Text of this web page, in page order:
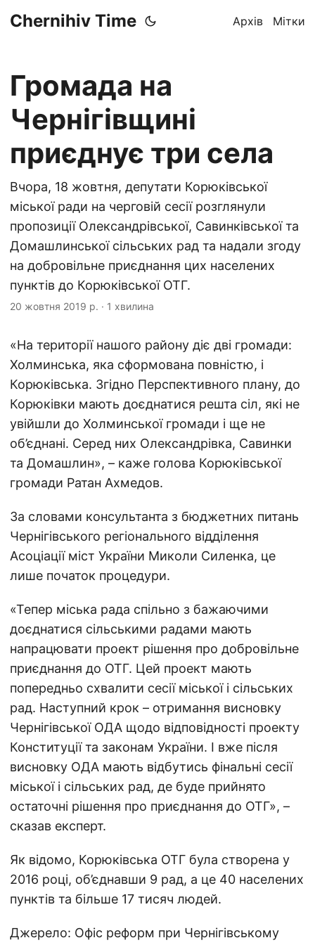
Chernihiv Time Архів Мітки
Громада на
Чернігівщині
приєднує три села
Вчора, 18 жовтня, депутати Корюківської
міської ради на черговій сесії розглянули
пропозиції Олександрівської, Савинківської та
Домашлинської сільських рад та надали згоду
на добровільне приєднання цих населених
пунктів до Корюківської ОТГ.
20 жовтня 2019 р. · 1 хвилина
«На території нашого району діє дві громади:
Холминська, яка сформована повністю, і
Корюківська. Згідно Перспективного плану, до
Корюківки мають доєднатися решта сіл, які не
увійшли до Холминської громади і ще не
об’єднані. Серед них Олександрівка, Савинки
та Домашлин», – каже голова Корюківської
громади Ратан Ахмедов.
За словами консультанта з бюджетних питань
Чернігівського регіонального відділення
Асоціації міст України Миколи Силенка, це
лише початок процедури.
«Тепер міська рада спільно з бажаючими
доєднатися сільськими радами мають
напрацювати проект рішення про добровільне
приєднання до ОТГ. Цей проект мають
попередньо схвалити сесії міської і сільських
рад. Наступний крок – отримання висновку
Чернігівської ОДА щодо відповідності проекту
Конституції та законам України. І вже після
висновку ОДА мають відбутись фінальні сесії
міської і сільських рад, де буде прийнято
остаточні рішення про приєднання до ОТГ», –
сказав експерт.
Як відомо, Корюківська ОТГ була створена у
2016 році, об’єднавши 9 рад, а це 40 населених
пунктів та більше 17 тисяч людей.
Джерело: Офіс реформ при Чернігівському